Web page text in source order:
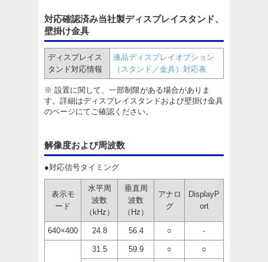
対応確認済み当社製ディスプレイスタンド、
壁掛け金具
ディスプレイス
タンド対応情報
液晶ディスプレイオプション
（スタンド／金具）対応表
※ 設置に関して、一部制限がある場合がありま
す。詳細はディスプレイスタンドおよび壁掛け金具
のページにてご確認ください。
解像度および周波数
●対応信号タイミング
表示モ
ード
水平周
波数
（kHz）
垂直周
波数
（Hz）
アナロ
グ
DisplayP
ort
640×400 24.8 56.4 ○ -
31.5 59.9 ○ ○